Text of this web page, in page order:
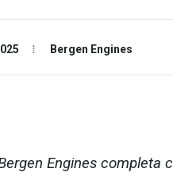
Bergen Engines
Engines completa